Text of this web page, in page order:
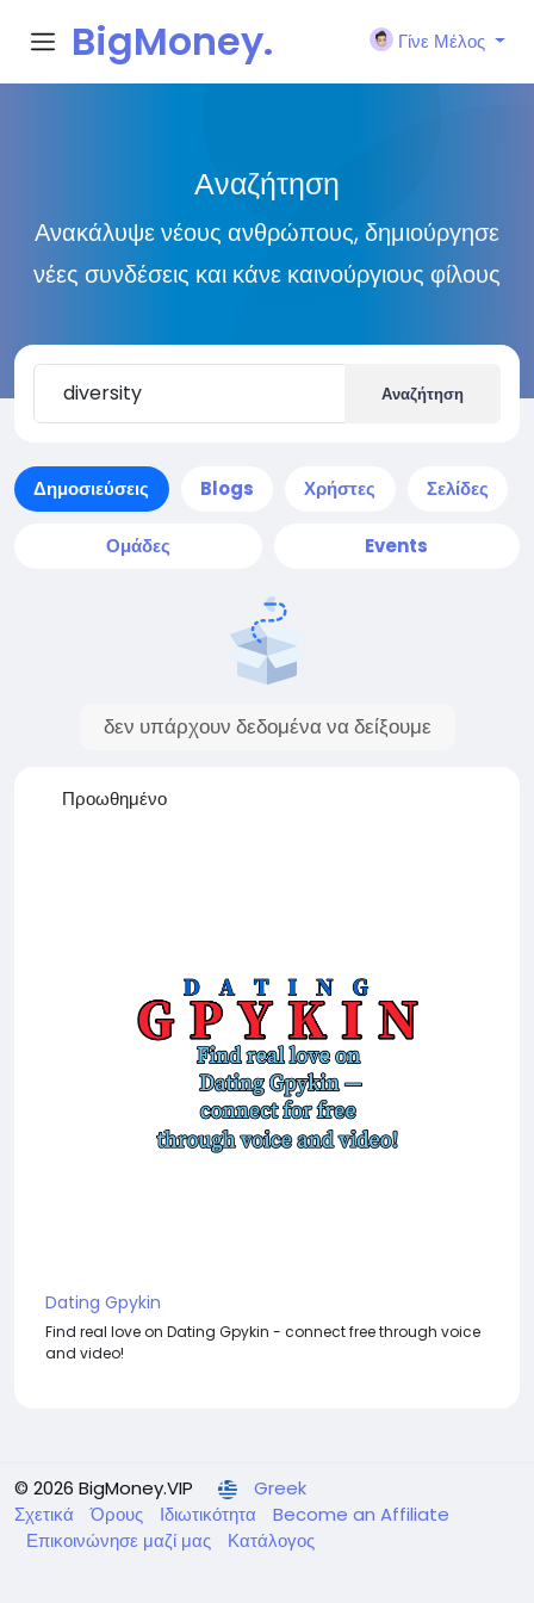
BigMoney.
Γίνε Μέλος
Αναζήτηση
Ανακάλυψε νέους ανθρώπους, δημιούργησε
νέες συνδέσεις και κάνε καινούργιους φίλους
Αναζήτηση
Δημοσιεύσεις Blogs Χρήστες Σελίδες
Ομάδες Events
δεν υπάρχουν δεδομένα να δείξουμε
Προωθημένο
Dating Gpykin
Find real love on Dating Gpykin - connect free through voice
and video!
© 2026 BigMoney.VIP
Greek
Σχετικά
Όρους Ιδιωτικότητα
Become an Affiliate
Επικοινώνησε μαζί μας
Κατάλογος